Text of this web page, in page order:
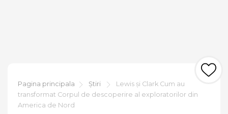
Pagina principala Știri
Lewis și Clark Cum au
transformat Corpul de descoperire al exploratorilor din
America de Nord